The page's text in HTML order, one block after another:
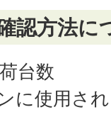
認方法に
台数
に使用さ